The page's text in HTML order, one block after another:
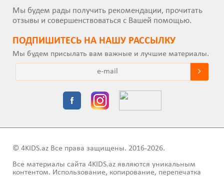
Мы будем рады получить рекомендации, прочитать
отзывы и совершенствоваться с Вашей помощью.
ПОДПИШИТEСЬ НА НАШУ РАССЫЛКУ
Мы будем присылать вам важные и лучшие материалы.
© 4KIDS.az Все права защищены. 2016-2026.
Все материалы сайта 4KIDS.az являются уникальным
контентом. Использование, копирование, перепечатка